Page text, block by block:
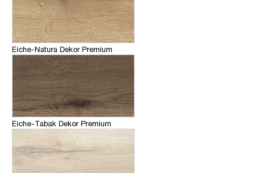
Eiche-Natura Dekor Premium
Eiche-Tabak Dekor Premium